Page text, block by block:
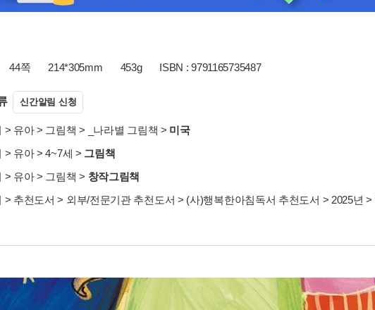
44쪽 214*305mm 453g ISBN : 9791165735487
신간알림 신청
> 유아> 그림책 > _나라별 그림책 > 미국
> 유아>4~7세 > 그림책
> 유아> 그림책 > 창작그림책
> 추천도서 > 외부/전문기관 추천도서 > (사)행복한아침독서 추천도서 > 2025년 >